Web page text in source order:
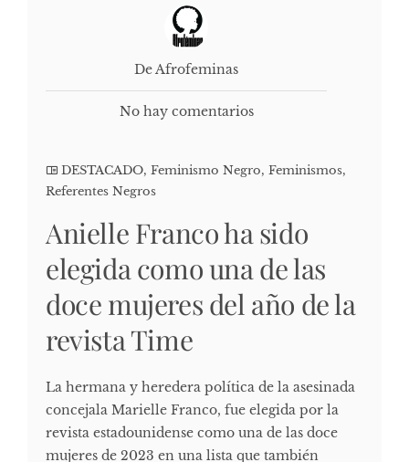
De Afrofeminas
No hay comentarios
DESTACADO, Feminismo Negro, Feminismos,
Referentes Negros
Anielle Franco ha sido
elegida como una de las
doce mujeres del año de la
revista Time
La hermana y heredera política de la asesinada
concejala Marielle Franco, fue elegida por la
revista estadounidense como una de las doce
mujeres de 2023 en una lista que también